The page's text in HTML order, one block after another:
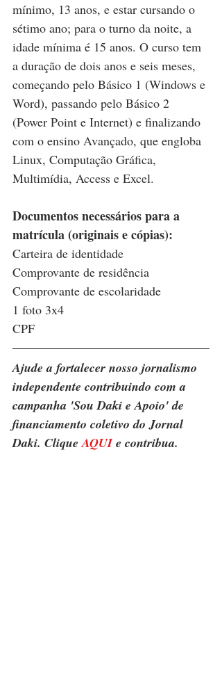
mínimo, 13 anos, e estar cursando o
sétimo ano; para o turno da noite, a
idade mínima é 15 anos. O curso tem
a duração de dois anos e seis meses,
começando pelo Básico 1 (Windows e
Word), passando pelo Básico 2
(Power Point e Internet) e finalizando
com o ensino Avançado, que engloba
Linux, Computação Gráfica,
Multimídia, Access e Excel.
Documentos necessários para a
matrícula (originais e cópias):
Carteira de identidade
Comprovante de residência
Comprovante de escolaridade
1 foto 3x4
CPF
Ajude a fortalecer nosso jornalismo
independente contribuindo com a
campanha 'Sou Daki e Apoio' de
financiamento coletivo do Jornal
Daki. Clique AQUI e contribua.